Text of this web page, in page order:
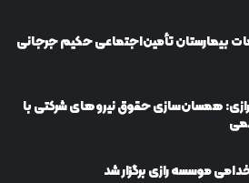
بیمارستان تأمین‌اجتماعی حکیم جرجانی
همسان‌سازی حقوق نیروهای شرکتی با
موسسه رازی برگزار شد